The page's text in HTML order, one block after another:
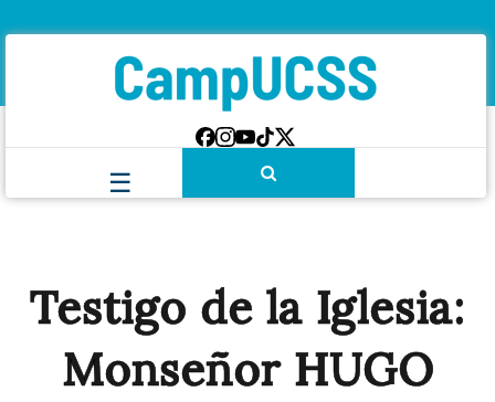
Testigo de la Iglesia:
Monseñor HUGO